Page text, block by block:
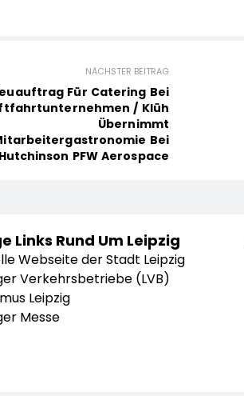
NÄCHSTER BEITRAG
Für Catering Bei
/ Klüh
Übernimmt
Bei
Hutchinson PFW Aerospace
Links Rund Um Leipzig
Webseite der Stadt Leipzig
Verkehrsbetriebe (LVB)
Leipzig
Messe